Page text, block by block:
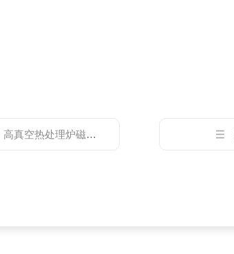
高真空热处理炉磁场高温退火炉 实验电炉